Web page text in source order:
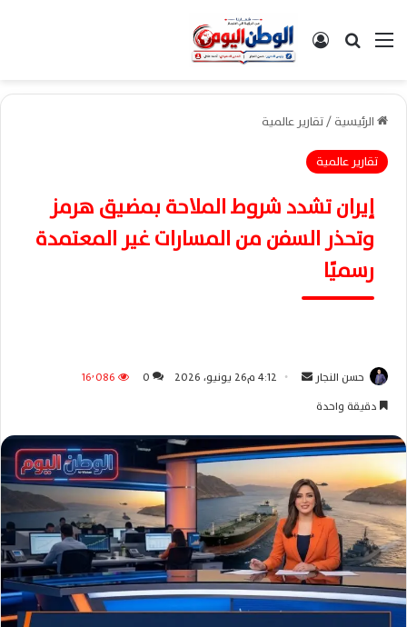
القائمةبحث عن تسجيل الدخول
الرئيسية/تقارير عالمية
تقارير عالمية
إيران تشدد شروط الملاحة بمضيق هرمز
وتحذر السفن من المسارات غير المعتمدة
رسميًا
حسن النجار
ل
ب
ر
ي
د
ا
إ
ل
ك
4:12 م26 يونيو، 2026 0
16٬086
دقيقة واحدة